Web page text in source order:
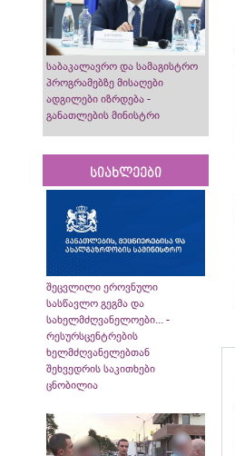
საბაკალავრო და სამაგისტრო
პროგრამებზე მისაღები
ადგილები იზრდება -
განათლების მინისტრი
სიახლეები
შეცვლილი ეროვნული
სასწავლო გეგმა და
სახელმძღვანელოები... -
რესურსცენტრების
ხელმძღვანელებთან
შეხვედრის საკითხები
ცნობილია